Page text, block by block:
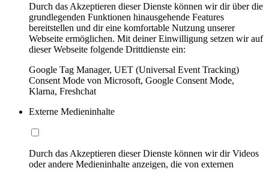
Durch das Akzeptieren dieser Dienste können wir dir über die
grundlegenden Funktionen hinausgehende Features
bereitstellen und dir eine komfortable Nutzung unserer
Webseite ermöglichen. Mit deiner Einwilligung setzen wir auf
dieser Webseite folgende Drittdienste ein:
Google Tag Manager, UET (Universal Event Tracking)
Consent Mode von Microsoft, Google Consent Mode,
Klarna, Freshchat
Externe Medieninhalte
Durch das Akzeptieren dieser Dienste können wir dir Videos
oder andere Medieninhalte anzeigen, die von externen